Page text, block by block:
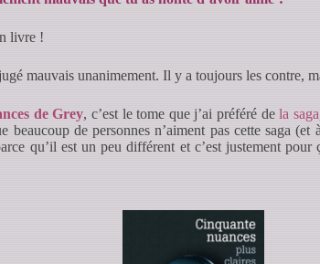
livre !
mauvais unanimement. Il y a toujours les contre,
de Grey, c’est le tome que j’ai préféré dela saga
beaucoup de personnes n’aiment pas cette saga
qu’il est un peu différent et c’est justement